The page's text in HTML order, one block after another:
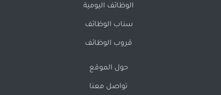
الوظائف اليومية
سناب الوظائف
قروب الوظائف
حول الموقع
تواصل معنا